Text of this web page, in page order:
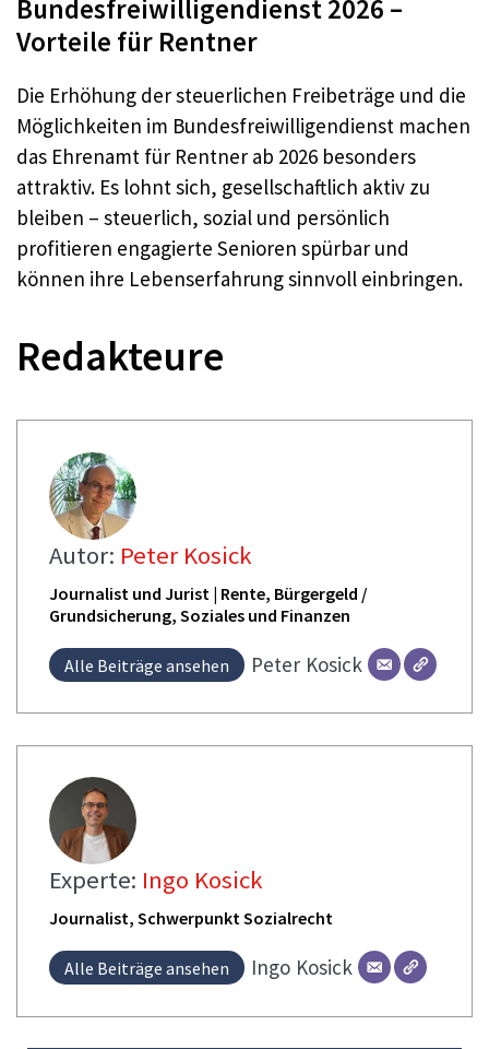
Bundesfreiwilligendienst 2026 –
Vorteile für Rentner
Die Erhöhung der steuerlichen Freibeträge und die
Möglichkeiten im Bundesfreiwilligendienst machen
das Ehrenamt für Rentner ab 2026 besonders
attraktiv. Es lohnt sich, gesellschaftlich aktiv zu
bleiben – steuerlich, sozial und persönlich
profitieren engagierte Senioren spürbar und
können ihre Lebenserfahrung sinnvoll einbringen.
Redakteure
Autor: Peter Kosick
Journalist und Jurist | Rente, Bürgergeld /
Grundsicherung, Soziales und Finanzen
Alle Beiträge ansehen Peter Kosick
Experte: Ingo Kosick
Journalist, Schwerpunkt Sozialrecht
Alle Beiträge ansehen Ingo Kosick